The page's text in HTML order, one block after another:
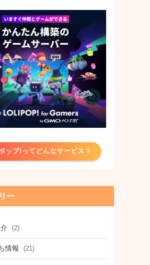
ップ!ってどんなサービス？
ー
(2)
情報 (21)